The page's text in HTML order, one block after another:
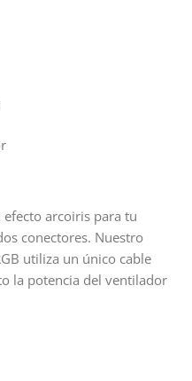
arcoiris para tu
conectores. Nuestro
utiliza un único cable
la potencia del ventilador